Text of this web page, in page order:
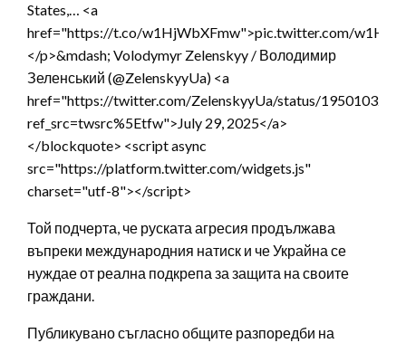
States,… <a
href="https://t.co/w1HjWbXFmw">pic.twitter.com/
</p>&mdash; Volodymyr Zelenskyy / Володимир
Зеленський (@ZelenskyyUa) <a
href="https://twitter.com/ZelenskyyUa/status/
ref_src=twsrc%5Etfw">July 29, 2025</a>
</blockquote> <script async
src="https://platform.twitter.com/widgets.js"
charset="utf-8"></script>
Той подчерта, че руската агресия продължава
въпреки международния натиск и че Украйна се
нуждае от реална подкрепа за защита на своите
граждани.
Публикувано съгласно общите разпоредби на